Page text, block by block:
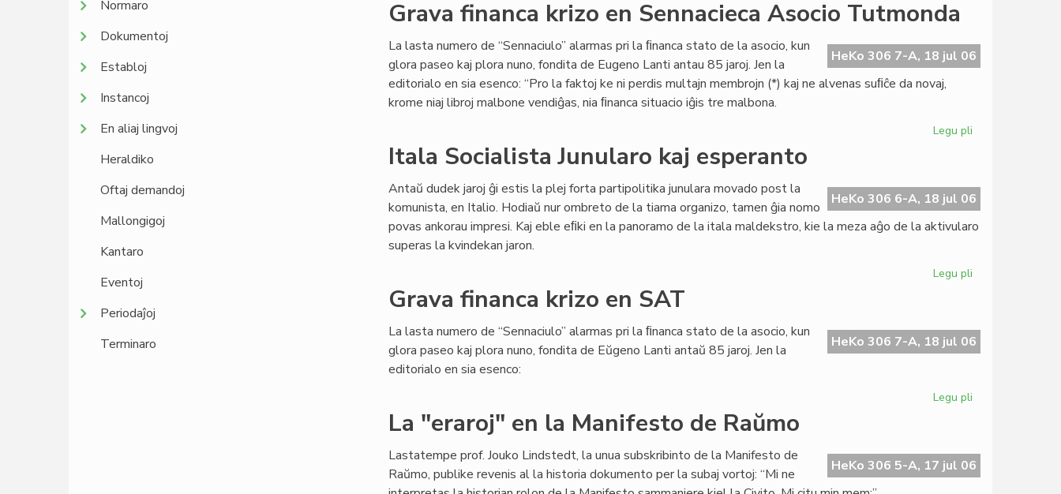
kaj
esperanto
Grava financa krizo en Sennacieca Asocio Tutmonda
HeKo 306 7-A, 18 jul 06
La lasta numero de “Sennaciulo” alarmas pri la ﬁnanca stato de la asocio, kun
glora paseo kaj plora nuno, fondita de Eugeno Lanti antau 85 jaroj. Jen la
editorialo en sia esenco: “Pro la faktoj ke ni perdis multajn membrojn (*) kaj ne alvenas suﬁĉe da novaj,
krome niaj libroj malbone vendiĝas, nia ﬁnanca situacio iĝis tre malbona.
Legu pli
en
Sennacieca
Asocio
Itala Socialista Junularo kaj esperanto
HeKo 306 6-A, 18 jul 06
Antaŭ dudek jaroj ĝi estis la plej forta partipolitika junulara movado post la
komunista, en Italio. Hodiaŭ nur ombreto de la tiama organizo, tamen ĝia nomo
povas ankorau impresi. Kaj eble eﬁki en la panoramo de la itala maldekstro, kie la meza aĝo de la aktivularo
superas la kvindekan jaron.
Legu pli
kaj
esperanto
Grava financa krizo en SAT
HeKo 306 7-A, 18 jul 06
La lasta numero de “Sennaciulo” alarmas pri la ﬁnanca stato de la asocio, kun
glora paseo kaj plora nuno, fondita de Eŭgeno Lanti antaŭ 85 jaroj. Jen la
editorialo en sia esenco:
Legu pli
en
SAT
La "eraroj" en la Manifesto de Raŭmo
HeKo 306 5-A, 17 jul 06
Lastatempe prof. Jouko Lindstedt, la unua subskribinto de la Manifesto de
Raŭmo, publike revenis al la historia dokumento per la subaj vortoj: “Mi ne
Normaro
Dokumentoj
Establoj
Instancoj
En aliaj lingvoj
Heraldiko
Oftaj demandoj
Mallongigoj
Kantaro
Eventoj
Periodaĵoj
Terminaro